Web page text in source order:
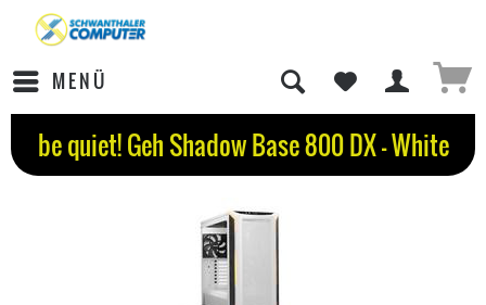
MENÜ
be quiet! Geh Shadow Base 800 DX - White